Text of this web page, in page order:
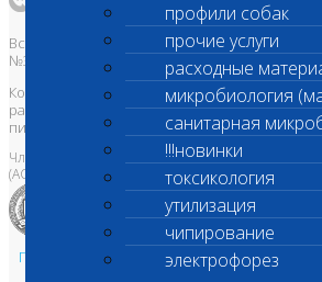
профили собак
прочие услуги
расходные
микробиология
санитарная
!!!новинки
токсикология
утилизация
чипирование
электрофорез
Все права защищены и охраняются законом.
№395740 от 2008 г. ООО "ШАНС БИО"
Копирование, тиражирование, а также
размещенных на сайтеwww.vetlab.ru
письменного разрешения Правообладателя
Член Национальной ветеринарной палаты
(АСРО НВП)
Политика в области персональных данных